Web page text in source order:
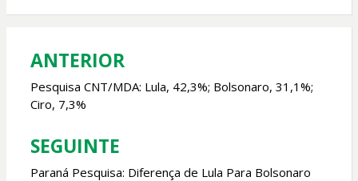
o
k
A
p
Navegação
de
Post
ANTERIOR
Pesquisa CNT/MDA: Lula, 42,3%; Bolsonaro, 31,1%;
Ciro, 7,3%
SEGUINTE
Paraná Pesquisa: Diferença de Lula Para Bolsonaro